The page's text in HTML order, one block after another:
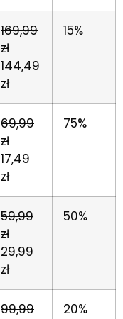
169,99
zł
144,49
zł
15%
69,99
zł
17,49
zł
75%
59,99
zł
29,99
zł
50%
99,99
20%